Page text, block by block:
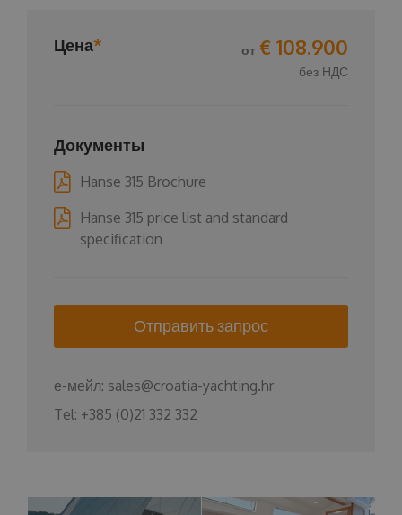
Цена* от € 108.900
без НДС
Документы
Hanse 315 Brochure
Hanse 315 price list and standard
specification
Отправить запрос
е-мейл: sales@croatia-yachting.hr
Tel: +385 (0)21 332 332